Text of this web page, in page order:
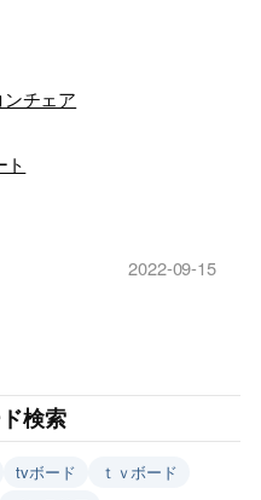
チェア
2022-09-15
検索
tvボード
ｔｖボード